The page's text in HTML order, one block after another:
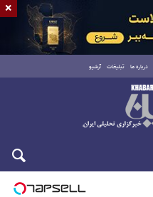
درباره ما تبلیغات آرشیو
×